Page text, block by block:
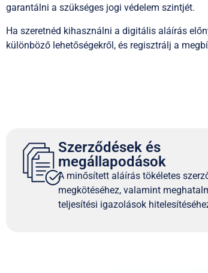
garantálni a szükséges jogi védelem szintjét.
Ha szeretnéd kihasználni a digitális aláírás
különböző lehetőségekről, és regisztrálj a
Szerződések és
megállapodások
A minősített aláírás tökéletes
megkötéséhez, valamint
teljesítési igazolások